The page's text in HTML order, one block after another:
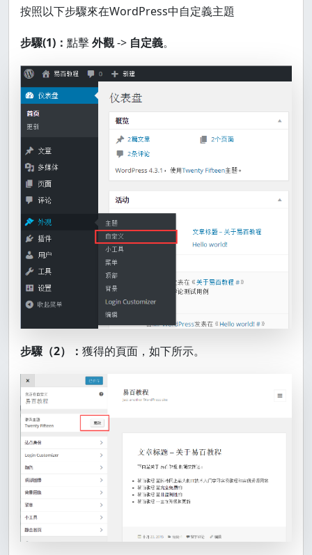
按照以下步驟來在WordPress中自定義主題
步驟(1)： 點擊外觀-> 自定義。
步驟（2）： 獲得的頁面，如下所示。